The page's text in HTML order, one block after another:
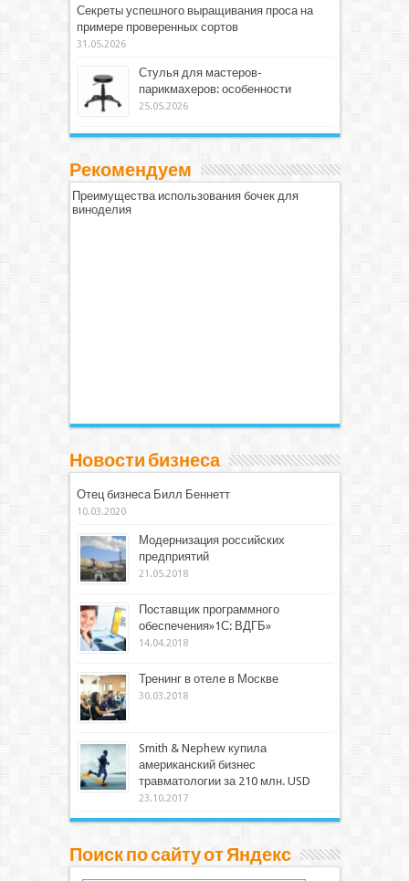
Секреты успешного выращивания проса на
примере проверенных сортов
31.05.2026
Стулья для мастеров-
парикмахеров: особенности
25.05.2026
Рекомендуем
Преимущества использования бочек для
виноделия
Новости бизнеса
Отец бизнеса Билл Беннетт
10.03.2020
Модернизация российских
предприятий
21.05.2018
Поставщик программного
обеспечения»1С: ВДГБ»
14.04.2018
Тренинг в отеле в Москве
30.03.2018
Smith & Nephew купила
американский бизнес
травматологии за 210 млн. USD
23.10.2017
Поиск по сайту от Яндекс